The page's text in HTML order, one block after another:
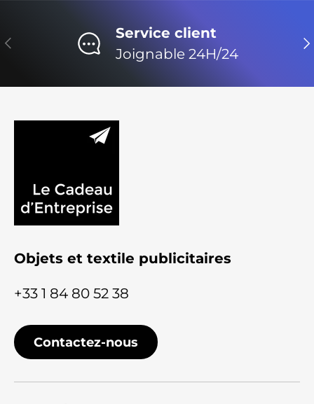
Précédent
Service client
Joignable 24H/24
Objets et textile publicitaires
+33 1 84 80 52 38
Contactez-nous